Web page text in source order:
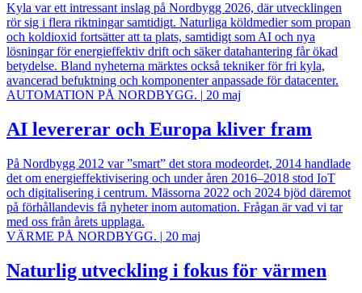
Kyla var ett intressant inslag på Nordbygg 2026, där utvecklingen
rör sig i flera riktningar samtidigt. Naturliga köldmedier som propan
och koldioxid fortsätter att ta plats, samtidigt som AI och nya
lösningar för energieffektiv drift och säker datahantering får ökad
betydelse. Bland nyheterna märktes också tekniker för fri kyla,
avancerad befuktning och komponenter anpassade för datacenter.
AUTOMATION PÅ NORDBYGG. | 20 maj
AI levererar och Europa kliver fram
På Nordbygg 2012 var ”smart” det stora modeordet, 2014 handlade
det om energieffektivisering och under åren 2016–2018 stod IoT
och digitalisering i centrum. Mässorna 2022 och 2024 bjöd däremot
på förhållandevis få nyheter inom automation. Frågan är vad vi tar
med oss från årets upplaga.
VÄRME PÅ NORDBYGG. | 20 maj
Naturlig utveckling i fokus för värmen